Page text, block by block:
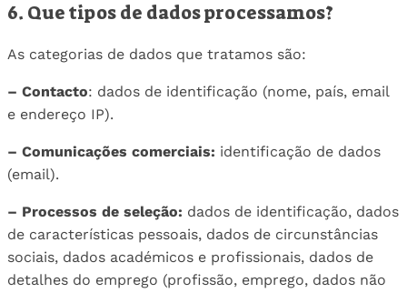
6. Que tipos de dados processamos?
As categorias de dados que tratamos são:
– Contacto: dados de identificação (nome, país, email
e endereço IP).
– Comunicações comerciais: identificação de dados
(email).
– Processos de seleção: dados de identificação, dados
de características pessoais, dados de circunstâncias
sociais, dados académicos e profissionais, dados de
detalhes do emprego (profissão, emprego, dados não